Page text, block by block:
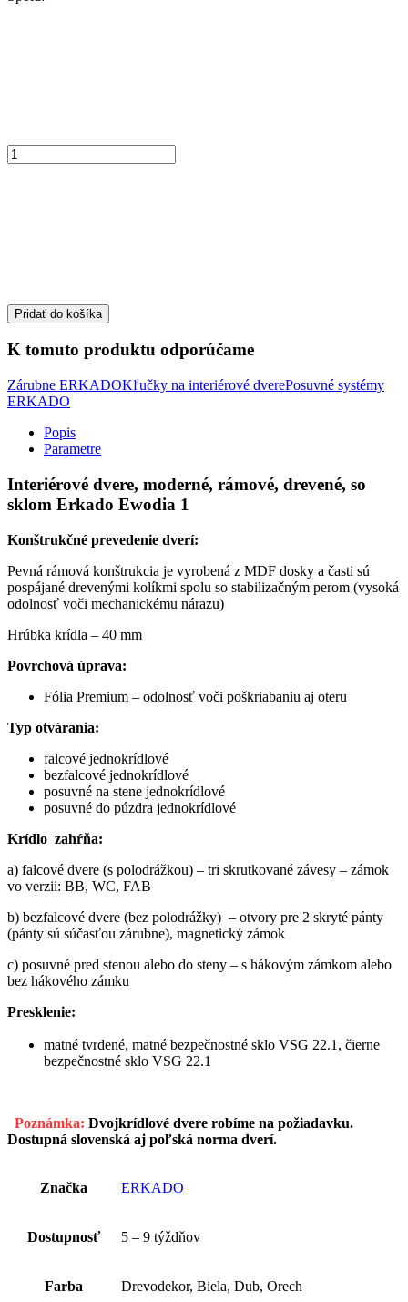
Pridať do košíka
K tomuto produktu odporúčame
Zárubne ERKADOKľučky na interiérové dverePosuvné systémy
ERKADO
Popis
Parametre
Interiérové dvere, moderné, rámové, drevené, so
sklom Erkado Ewodia 1
Konštrukčné prevedenie dverí:
Pevná rámová konštrukcia je vyrobená z MDF dosky a časti sú
pospájané drevenými kolíkmi spolu so stabilizačným perom (vysoká
odolnosť voči mechanickému nárazu)
Hrúbka krídla – 40 mm
Povrchová úprava:
Fólia Premium – odolnosť voči poškriabaniu aj oteru
Typ otvárania:
falcové jednokrídlové
bezfalcové jednokrídlové
posuvné na stene jednokrídlové
posuvné do púzdra jednokrídlové
Krídlo zahŕňa:
a) falcové dvere (s polodrážkou) – tri skrutkované závesy – zámok
vo verzii: BB, WC, FAB
b) bezfalcové dvere (bez polodrážky) – otvory pre 2 skryté pánty
(pánty sú súčasťou zárubne), magnetický zámok
c) posuvné pred stenou alebo do steny – s hákovým zámkom alebo
bez hákového zámku
Presklenie:
matné tvrdené, matné bezpečnostné sklo VSG 22.1, čierne
bezpečnostné sklo VSG 22.1
Poznámka: Dvojkrídlové dvere robíme na požiadavku.
Dostupná slovenská aj poľská norma dverí.
Značka ERKADO
Dostupnosť 5 – 9 týždňov
Farba Drevodekor, Biela, Dub, Orech